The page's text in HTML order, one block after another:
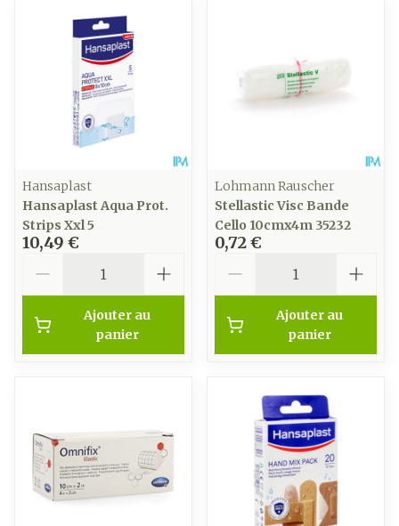
Hansaplast
Hansaplast Aqua Prot.
Strips Xxl 5
10,49 €
Ajouter au
panier
Lohmann Rauscher
Stellastic Visc Bande
Cello 10cmx4m 35232
0,72 €
Ajouter au
panier